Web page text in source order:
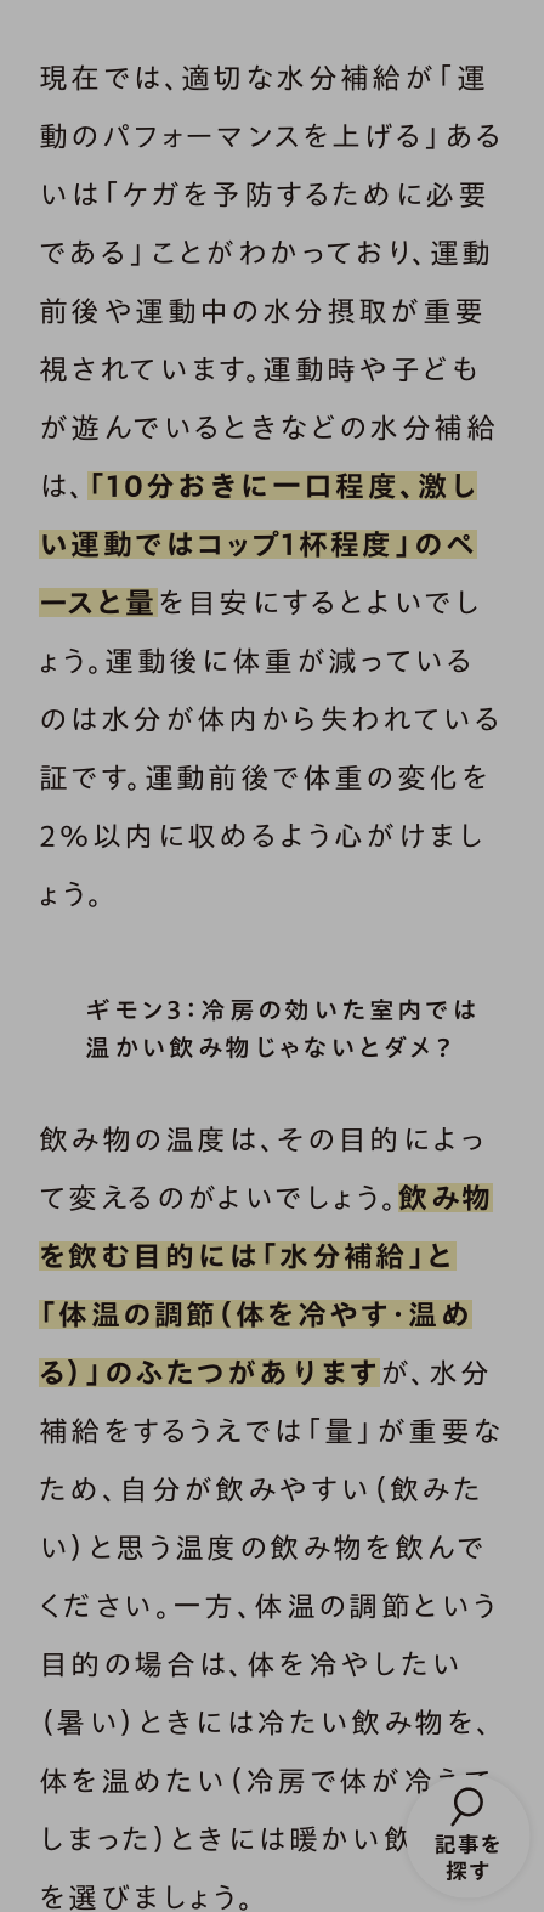
現在では、適切な水分補給が「運
動のパフォーマンスを上げる」ある
いは「ケガを予防するために必要
である」ことがわかっており、運動
前後や運動中の水分摂取が重要
視されています。運動時や子ども
が遊んでいるときなどの水分補給
は、
「10分おきに一口程度、激し
い運動ではコップ1杯程度」のペ
ースと量 を目安にするとよいでし
ょう。運動後に体重が減っている
のは水分が体内から失われている
証です。運動前後で体重の変化を
2％以内に収めるよう心がけまし
ょう。
ギモン3：冷房の効いた室内では
温かい飲み物じゃないとダメ？
飲み物の温度は、その目的によっ
て変えるのがよいでしょう。飲み物
を飲む目的には「水分補給」と
「体温の調節（体を冷やす・温め
る）」のふたつがあります が、水分
補給をするうえでは「量」が重要な
ため、自分が飲みやすい（飲みた
い）と思う温度の飲み物を飲んで
ください。一方、体温の調節という
目的の場合は、体を冷やしたい
（暑い）ときには冷たい飲み物を、
体を温めたい（冷房で体が冷えて
しまった）ときには暖かい飲み物
を選びましょう。